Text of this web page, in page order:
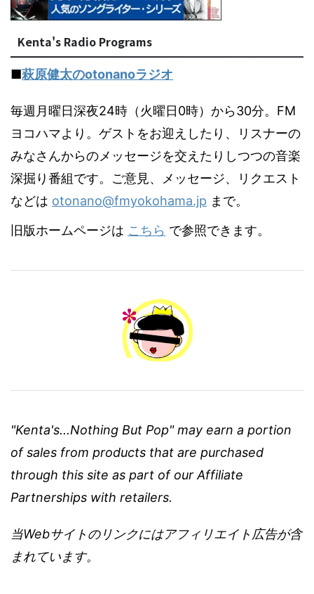
Kenta's Radio Programs
■萩原健太のotonanoラジオ
毎週月曜日深夜24時（火曜日0時）から30分。FM
ヨコハマより。ゲストをお迎えしたり、リスナーの
みなさんからのメッセージを交えたりしつつの音楽
深掘り番組です。ご意見、メッセージ、リクエスト
などは otonano@fmyokohama.jp まで。
旧版ホームページは こちら で参照できます。
"Kenta's...Nothing But Pop" may earn a portion
of sales from products that are purchased
through this site as part of our Affiliate
Partnerships with retailers.
当Webサイトのリンクにはアフィリエイト広告が含
まれています。